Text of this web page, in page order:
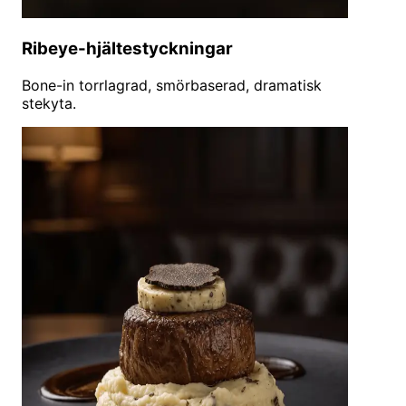
Ribeye-hjältestyckningar
Bone-in torrlagrad, smörbaserad, dramatisk
stekyta.